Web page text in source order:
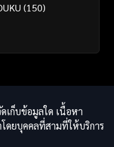
(150)
เก็บข้อมูลใด เนื้อหา
ดยบุคคลที่สามที่ให้บริการ